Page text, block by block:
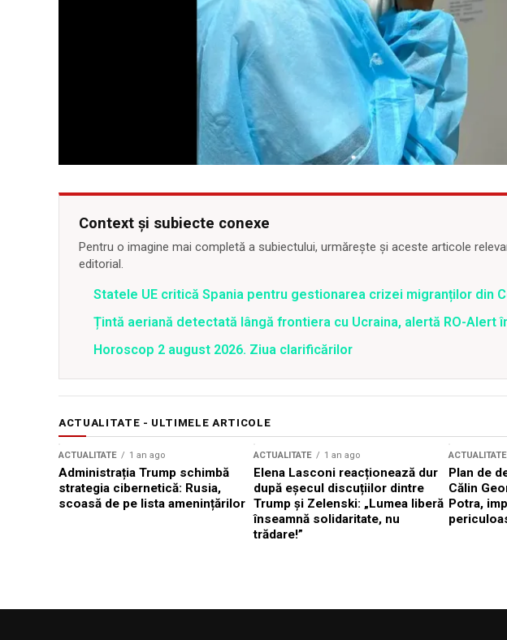
Context și subiecte conexe
Pentru o imagine mai completă a subiectului, urmărește și aceste articole
editorial.
Statele UE critică Spania pentru gestionarea crizei migranților din
Țintă aeriană detectată lângă frontiera cu Ucraina, alertă RO-Alert
Horoscop 2 august 2026. Ziua clarificărilor
ACTUALITATE - ULTIMELE ARTICOLE
ACTUALITATE 1 an ago
Administrația Trump schimbă
strategia cibernetică: Rusia,
scoasă de pe lista amenințărilor
ACTUALITATE 1 an ago
Elena Lasconi reacționează dur
după eșecul discuțiilor dintre
Trump și Zelenski: „Lumea liberă
înseamnă solidaritate, nu
trădare!”
ACTUALITATE
Plan de
Călin
Potra,